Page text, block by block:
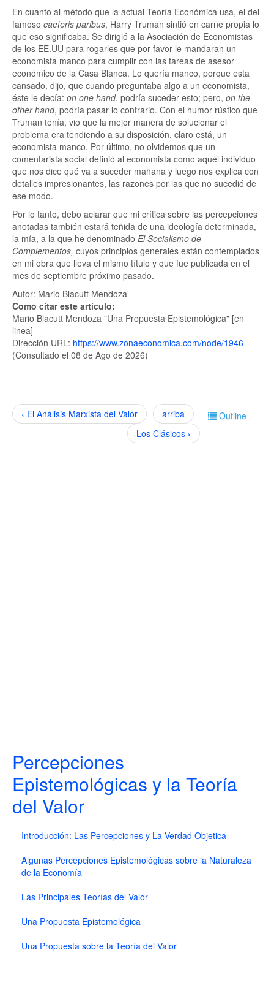
En cuanto al método que la actual Teoría Económica usa, el del
famoso caeteris paribus, Harry Truman sintió en carne propia lo
que eso significaba. Se dirigió a la Asociación de Economistas
de los EE.UU para rogarles que por favor le mandaran un
economista manco para cumplir con las tareas de asesor
económico de la Casa Blanca. Lo quería manco, porque esta
cansado, dijo, que cuando preguntaba algo a un economista,
éste le decía: on one hand, podría suceder esto; pero, on the
other hand, podría pasar lo contrario. Con el humor rústico que
Truman tenía, vio que la mejor manera de solucionar el
problema era tendiendo a su disposición, claro está, un
economista manco. Por último, no olvidemos que un
comentarista social definió al economista como aquél individuo
que nos dice qué va a suceder mañana y luego nos explica con
detalles impresionantes, las razones por las que no sucedió de
ese modo.
Por lo tanto, debo aclarar que mi crítica sobre las percepciones
anotadas también estará teñida de una ideología determinada,
la mía, a la que he denominado El Socialismo de
Complementos, cuyos principios generales están contemplados
en mi obra que lleva el mismo título y que fue publicada en el
mes de septiembre próximo pasado.
Autor: Mario Blacutt Mendoza
Como citar este artículo:
Mario Blacutt Mendoza "Una Propuesta Epistemológica" [en
linea]
Dirección URL: https://www.zonaeconomica.com/node/1946
(Consultado el 08 de Ago de 2026)
Outline
‹ El Análisis Marxista del Valor
arriba
Los Clásicos ›
Percepciones
Epistemológicas y la Teoría
del Valor
Introducción: Las Percepciones y La Verdad Objetica
Algunas Percepciones Epistemológicas sobre la Naturaleza
de la Economía
Las Principales Teorías del Valor
Una Propuesta Epistemológica
Una Propuesta sobre la Teoría del Valor